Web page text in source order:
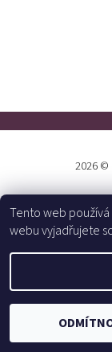
2026 ©
Tento web
webu vyjadřujete